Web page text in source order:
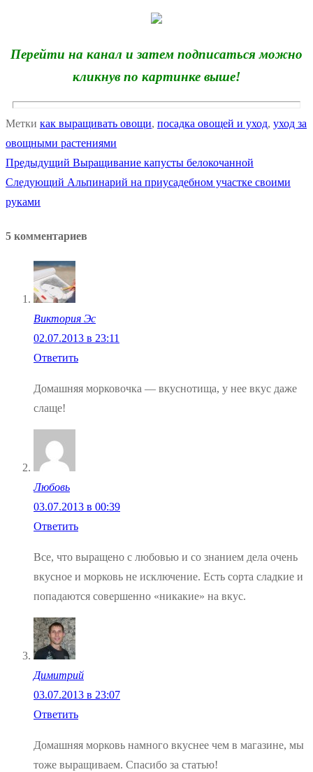
Перейти на канал и затем подписаться можно
кликнув по картинке выше!
Метки как выращивать овощи, посадка овощей и уход, уход за
овощными растениями
Навигация
по
Предыдущий Предыдущая
запись:
Выращивание капусты белокочанной
Следующий Следующая
Альпинарий на приусадебном участке своими
руками
5 комментариев
Виктория Эс
02.07.2013 в 23:11
Ответить
Домашняя морковочка — вкуснотища, у нее вкус даже
слаще!
Любовь
03.07.2013 в 00:39
Ответить
Все, что выращено с любовью и со знанием дела очень
вкусное и морковь не исключение. Есть сорта сладкие и
попадаются совершенно «никакие» на вкус.
Димитрий
03.07.2013 в 23:07
Ответить
Домашняя морковь намного вкуснее чем в магазине, мы
тоже выращиваем. Спасибо за статью!